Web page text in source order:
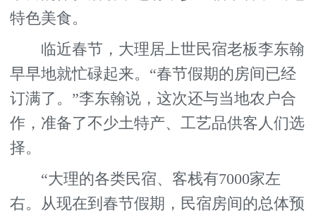
特色美食。
临近春节，大理居上世民宿老板李东翰
早早地就忙碌起来。“春节假期的房间已经
订满了。”李东翰说，这次还与当地农户合
作，准备了不少土特产、工艺品供客人们选
择。
“大理的各类民宿、客栈有7000家左
右。从现在到春节假期，民宿房间的总体预